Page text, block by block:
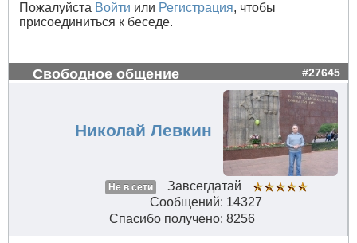
Пожалуйста Войти или Регистрация, чтобы
присоединиться к беседе.
Свободное общение #27645
Николай Левкин
Не в сети
Завсегдатай
Сообщений: 14327
Спасибо получено: 8256